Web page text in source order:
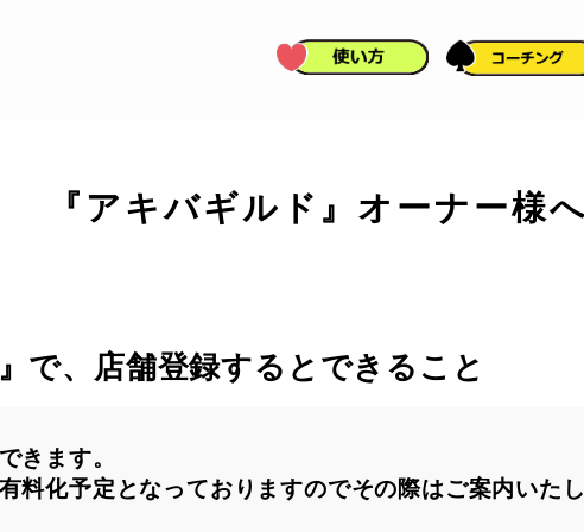
『アキバギルド』オーナー様
で、店舗登録するとできること
きます。
料化予定となっておりますのでその際はご案内いた